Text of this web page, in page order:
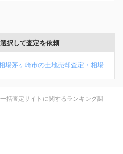
択して査定を依頼
場茅ヶ崎市の土地売却査定・相場
括査定サイトに関するランキング調